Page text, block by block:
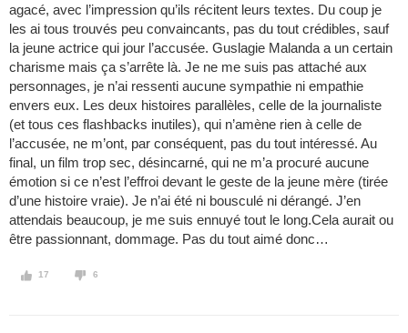
agacé, avec l’impression qu’ils récitent leurs textes. Du coup je
les ai tous trouvés peu convaincants, pas du tout crédibles, sauf
la jeune actrice qui jour l’accusée. Guslagie Malanda a un certain
charisme mais ça s’arrête là. Je ne me suis pas attaché aux
personnages, je n’ai ressenti aucune sympathie ni empathie
envers eux. Les deux histoires parallèles, celle de la journaliste
(et tous ces flashbacks inutiles), qui n’amène rien à celle de
l’accusée, ne m’ont, par conséquent, pas du tout intéressé. Au
final, un film trop sec, désincarné, qui ne m’a procuré aucune
émotion si ce n’est l’effroi devant le geste de la jeune mère (tirée
d’une histoire vraie). Je n’ai été ni bousculé ni dérangé. J’en
attendais beaucoup, je me suis ennuyé tout le long.Cela aurait ou
être passionnant, dommage. Pas du tout aimé donc…
17 6